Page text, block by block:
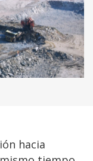
hacia